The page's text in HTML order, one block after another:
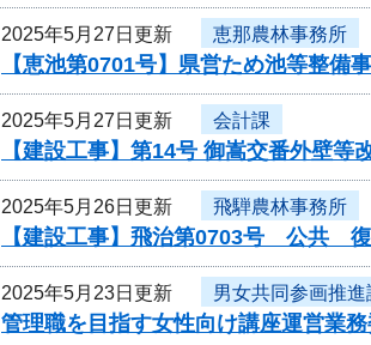
2025年5月27日更新 恵那農林事務所
【恵池第0701号】県営ため池等整
2025年5月27日更新 会計課
【建設工事】第14号 御嵩交番外壁等
2025年5月26日更新 飛騨農林事務所
【建設工事】飛治第0703号 公共
2025年5月23日更新 男女共同参画推進
管理職を目指す女性向け講座運営業